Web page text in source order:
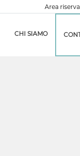
Area
CHI SIAMO